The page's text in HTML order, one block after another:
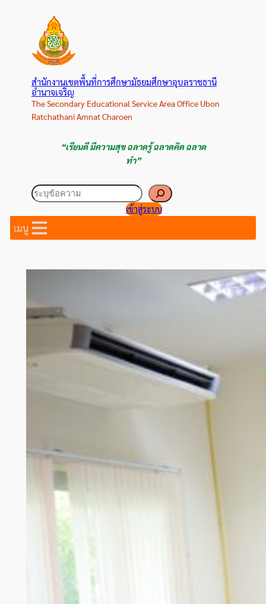
สำนักงานเขตพื้นที่การศึกษามัธยมศึกษาอุบลราชธานี
อำนาจเจริญ
The Secondary Educational Service Area Office Ubon
Ratchathani Amnat Charoen
“เรียนดี มีความสุข ฉลาดรู้ ฉลาดคิด ฉลาด
ทำ”
ค้นหา
เข้าสู่ระบบ
เมนู